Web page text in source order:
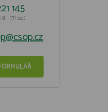
145
8 - 17hod)